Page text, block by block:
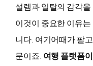
설렘과 일탈의 감각
이것이 중요한 이유
니다. 여기어때가 팔
문이죠. 여행 플랫폼